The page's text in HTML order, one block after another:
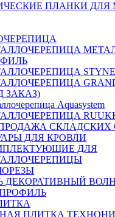
ПЛАНКИ ДЛЯ
ЗАКАЗ)
Aquasystem
СКЛАДСКИХ
ДЛЯ КРОВЛИ
ДЛЯ
ДЕКОРАТИВНЫЙ